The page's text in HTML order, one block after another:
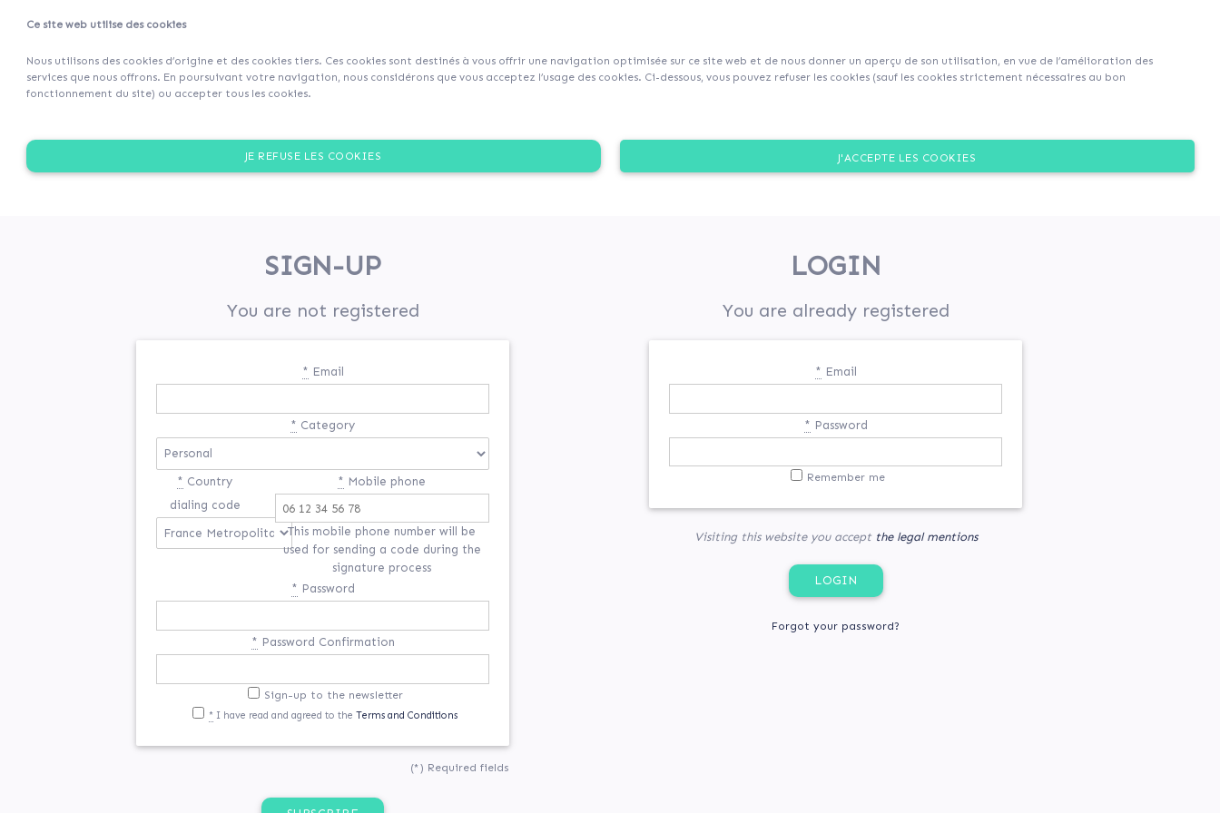
Ce site web utilise des cookies
Nous utilisons des cookies d’origine et des cookies tiers. Ces cookies sont destinés à vous offrir une navigation optimisée sur ce site web et de nous donner un aperçu de son utilisation, en vue de l’amélioration des
services que nous offrons. En poursuivant votre navigation, nous considérons que vous acceptez l’usage des cookies. Ci-dessous, vous pouvez refuser les cookies (sauf les cookies strictement nécessaires au bon
fonctionnement du site) ou accepter tous les cookies.
JE REFUSE LES COOKIES J'ACCEPTE LES COOKIES
SIGN-UP
You are not registered
* Email
* Category
* Country
dialing code
* Mobile phone
This mobile phone number will be
used for sending a code during the
signature process
* Password
* Password Confirmation
Sign-up to the newsletter
* I have read and agreed to theTerms and Conditions
(*) Required fields
LOGIN
You are already registered
* Email
* Password
Remember me
Visiting this website you accept the legal mentions
Forgot your password?